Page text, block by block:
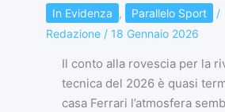
In Evidenza , Parallelo Sport /
Redazione / 18 Gennaio 2026
Il conto alla rovescia per la
tecnica del 2026 è quasi
casa Ferrari l’atmosfera